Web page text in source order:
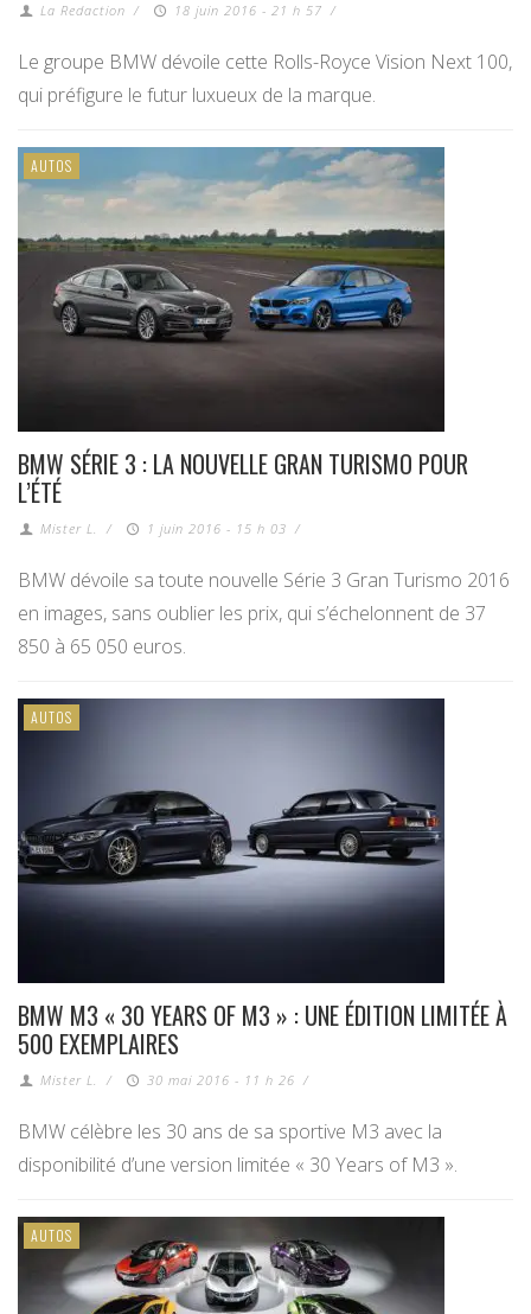
La Redaction / 18 juin 2016 - 21 h 57 /
Le groupe BMW dévoile cette Rolls-Royce Vision Next 100,
qui préfigure le futur luxueux de la marque.
AUTOS
BMW SÉRIE 3 : LA NOUVELLE GRAN TURISMO POUR
L’ÉTÉ
Mister L. / 1 juin 2016 - 15 h 03 /
BMW dévoile sa toute nouvelle Série 3 Gran Turismo 2016
en images, sans oublier les prix, qui s’échelonnent de 37
850 à 65 050 euros.
AUTOS
BMW M3 « 30 YEARS OF M3 » : UNE ÉDITION LIMITÉE À
500 EXEMPLAIRES
Mister L. / 30 mai 2016 - 11 h 26 /
BMW célèbre les 30 ans de sa sportive M3 avec la
disponibilité d’une version limitée « 30 Years of M3 ».
AUTOS